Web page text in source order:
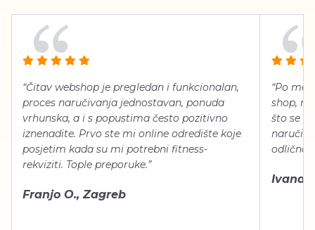
“Čitav webshop je pregledan i funkcionalan,
proces naručivanja jednostavan, ponuda
vrhunska, a i s popustima često pozitivno
iznenadite. Prvo ste mi online odredište koje
posjetim kada su mi potrebni fitness-
rekviziti. Tople preporuke.”
Franjo O., Zagreb
“Po
shop,
što se
naručiti,
odlično
Ivana